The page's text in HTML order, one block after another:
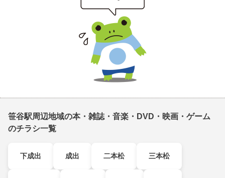
笹谷駅周辺地域の本・雑誌・音楽・DVD・映画・ゲーム
のチラシ一覧
下成出 成出 二本松 三本松